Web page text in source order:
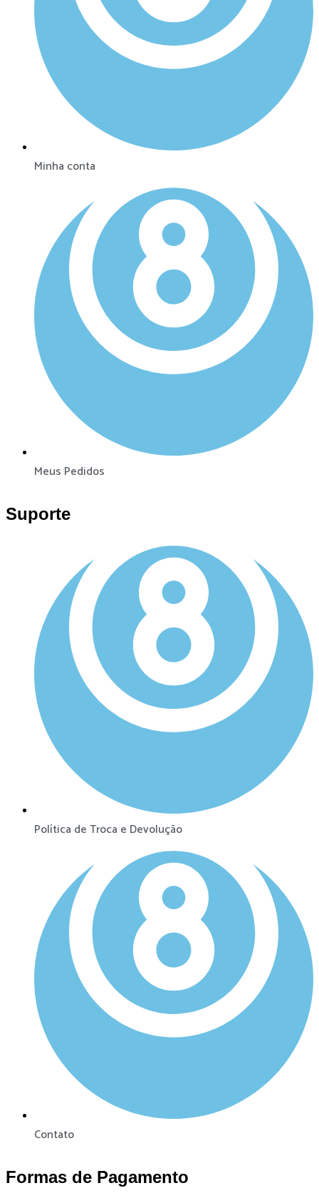
Minha conta
Meus Pedidos
Suporte
Política de Troca e Devolução
Contato
Formas de Pagamento